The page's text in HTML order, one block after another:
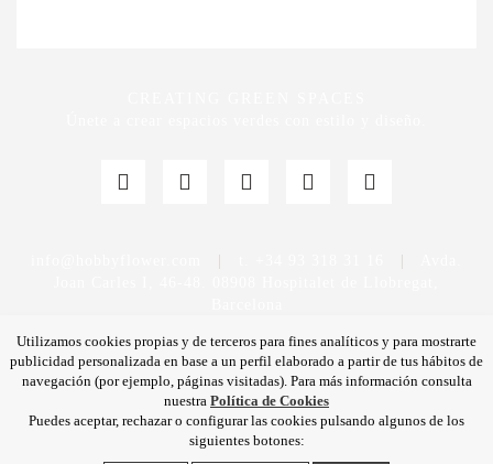
Política de privacidad | Aviso legal |
Política de calidad
Política de cookies
Utilizamos cookies propias y de terceros para fines analíticos y para mostrarte
publicidad personalizada en base a un perfil elaborado a partir de tus hábitos de
navegación (por ejemplo, páginas visitadas). Para más información consulta
nuestra Política de Cookies
Puedes aceptar, rechazar o configurar las cookies pulsando algunos de los
siguientes botones: